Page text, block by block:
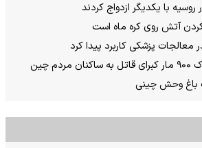
روسیه با یکدیگر ازدواج کردند
آتش روی کره ماه است
معالجات پزشکی کاربرد پیدا کرد
چین
وحش چینی